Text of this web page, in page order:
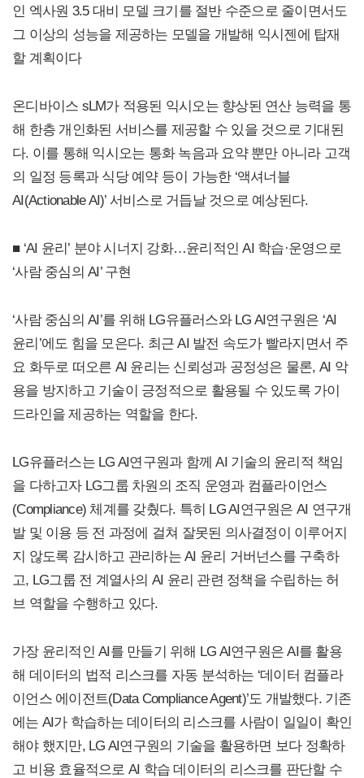
인 엑사원 3.5 대비 모델 크기를 절반 수준으로 줄이면서도
그 이상의 성능을 제공하는 모델을 개발해 익시젠에 탑재
할 계획이다
온디바이스 sLM가 적용된 익시오는 향상된 연산 능력을 통
해 한층 개인화된 서비스를 제공할 수 있을 것으로 기대된
다. 이를 통해 익시오는 통화 녹음과 요약 뿐만 아니라 고객
의 일정 등록과 식당 예약 등이 가능한 ‘액셔너블
AI(Actionable AI)’ 서비스로 거듭날 것으로 예상된다.
■ ‘AI 윤리’ 분야 시너지 강화…윤리적인 AI 학습·운영으로
‘사람 중심의 AI’ 구현
‘사람 중심의 AI’를 위해 LG유플러스와 LG AI연구원은 ‘AI
윤리’에도 힘을 모은다. 최근 AI 발전 속도가 빨라지면서 주
요 화두로 떠오른 AI 윤리는 신뢰성과 공정성은 물론, AI 악
용을 방지하고 기술이 긍정적으로 활용될 수 있도록 가이
드라인을 제공하는 역할을 한다.
LG유플러스는 LG AI연구원과 함께 AI 기술의 윤리적 책임
을 다하고자 LG그룹 차원의 조직 운영과 컴플라이언스
(Compliance) 체계를 갖췄다. 특히 LG AI연구원은 AI 연구개
발 및 이용 등 전 과정에 걸쳐 잘못된 의사결정이 이루어지
지 않도록 감시하고 관리하는 AI 윤리 거버넌스를 구축하
고, LG그룹 전 계열사의 AI 윤리 관련 정책을 수립하는 허
브 역할을 수행하고 있다.
가장 윤리적인 AI를 만들기 위해 LG AI연구원은 AI를 활용
해 데이터의 법적 리스크를 자동 분석하는 ‘데이터 컴플라
이언스 에이전트(Data Compliance Agent)’도 개발했다. 기존
에는 AI가 학습하는 데이터의 리스크를 사람이 일일이 확인
해야 했지만, LG AI연구원의 기술을 활용하면 보다 정확하
고 비용 효율적으로 AI 학습 데이터의 리스크를 판단할 수